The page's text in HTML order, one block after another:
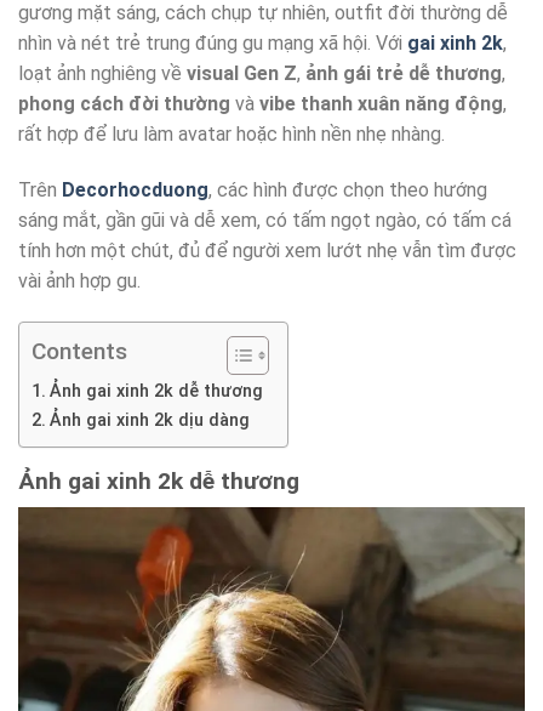
gương mặt sáng, cách chụp tự nhiên, outfit đời thường dễ
nhìn và nét trẻ trung đúng gu mạng xã hội. Với gai xinh 2k,
loạt ảnh nghiêng về visual Gen Z, ảnh gái trẻ dễ thương,
phong cách đời thường và vibe thanh xuân năng động,
rất hợp để lưu làm avatar hoặc hình nền nhẹ nhàng.
Trên Decorhocduong, các hình được chọn theo hướng
sáng mắt, gần gũi và dễ xem, có tấm ngọt ngào, có tấm cá
tính hơn một chút, đủ để người xem lướt nhẹ vẫn tìm được
vài ảnh hợp gu.
Contents
Ảnh gai xinh 2k dễ thương
Ảnh gai xinh 2k dịu dàng
Ảnh gai xinh 2k dễ thương